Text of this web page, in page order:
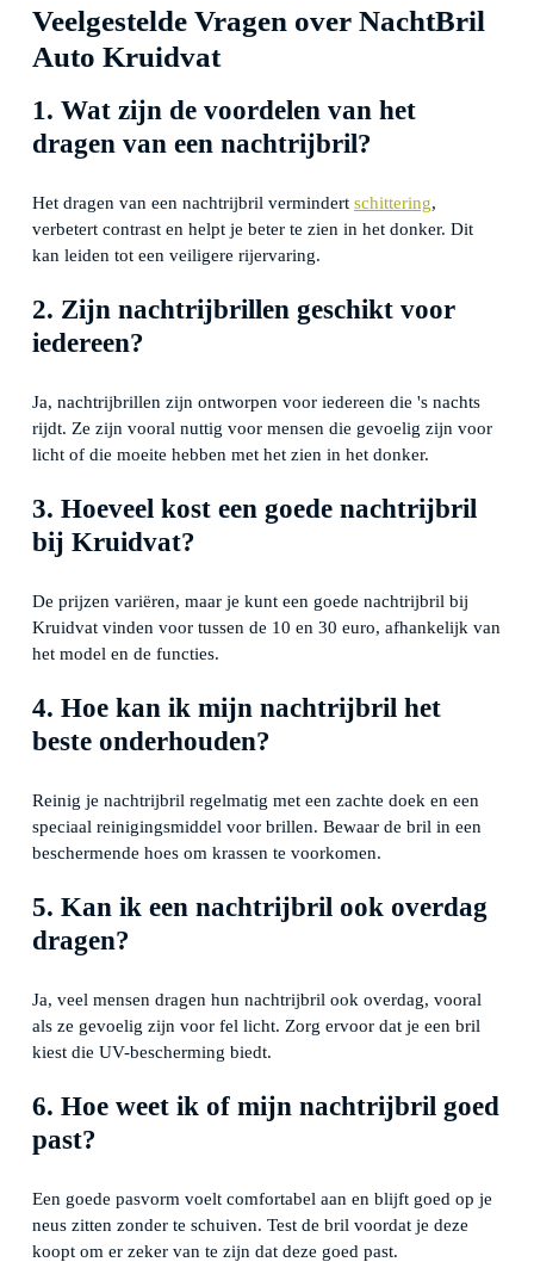
Veelgestelde Vragen over NachtBril
Auto Kruidvat
1. Wat zijn de voordelen van het
dragen van een nachtrijbril?
Het dragen van een nachtrijbril vermindert schittering,
verbetert contrast en helpt je beter te zien in het donker. Dit
kan leiden tot een veiligere rijervaring.
2. Zijn nachtrijbrillen geschikt voor
iedereen?
Ja, nachtrijbrillen zijn ontworpen voor iedereen die 's nachts
rijdt. Ze zijn vooral nuttig voor mensen die gevoelig zijn voor
licht of die moeite hebben met het zien in het donker.
3. Hoeveel kost een goede nachtrijbril
bij Kruidvat?
De prijzen variëren, maar je kunt een goede nachtrijbril bij
Kruidvat vinden voor tussen de 10 en 30 euro, afhankelijk van
het model en de functies.
4. Hoe kan ik mijn nachtrijbril het
beste onderhouden?
Reinig je nachtrijbril regelmatig met een zachte doek en een
speciaal reinigingsmiddel voor brillen. Bewaar de bril in een
beschermende hoes om krassen te voorkomen.
5. Kan ik een nachtrijbril ook overdag
dragen?
Ja, veel mensen dragen hun nachtrijbril ook overdag, vooral
als ze gevoelig zijn voor fel licht. Zorg ervoor dat je een bril
kiest die UV-bescherming biedt.
6. Hoe weet ik of mijn nachtrijbril goed
past?
Een goede pasvorm voelt comfortabel aan en blijft goed op je
neus zitten zonder te schuiven. Test de bril voordat je deze
koopt om er zeker van te zijn dat deze goed past.